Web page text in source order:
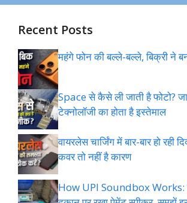
Recent Posts
महंगे फोन की बल्ले-बल्ले, बिक्री ने
Space से कैसे ली जाती है फोटो?
टेक्नोलॉजी का होता है इस्तेमाल
वायरलेस चार्जिंग में बार-बार हो रही
कवर तो नहीं है कारण
How UPI Soundbox Works: